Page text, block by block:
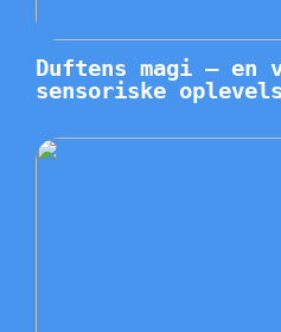
Duftens magi – en
sensoriske